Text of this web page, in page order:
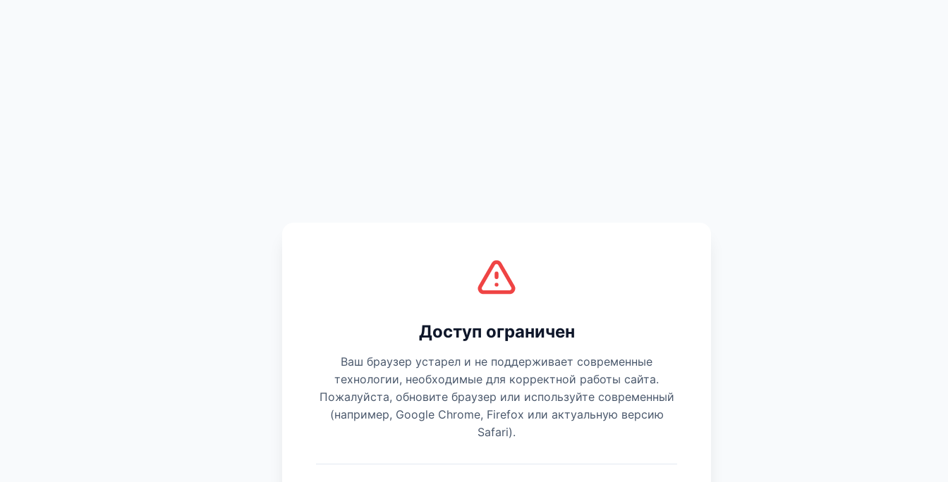
Доступ ограничен
Ваш браузер устарел и не поддерживает современные
технологии, необходимые для корректной работы сайта.
Пожалуйста, обновите браузер или используйте современный
(например, Google Chrome, Firefox или актуальную версию
Safari).